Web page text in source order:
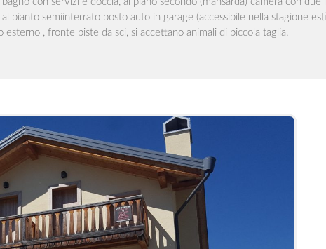
pianto semiinterrato posto auto in garage (accessibile nella stagione
, fronte piste da sci, si accettano animali di piccola taglia.